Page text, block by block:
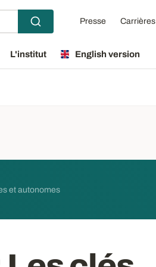
Presse Carrières
L'institut English version
et autonomes